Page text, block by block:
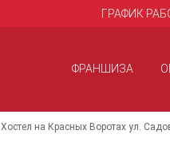
ГРАФИК
ФРАНШИЗА
Хостел на Красных Воротах ул.